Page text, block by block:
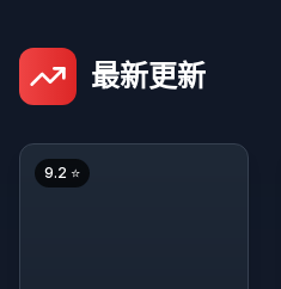
最新更新
9.2 ⭐